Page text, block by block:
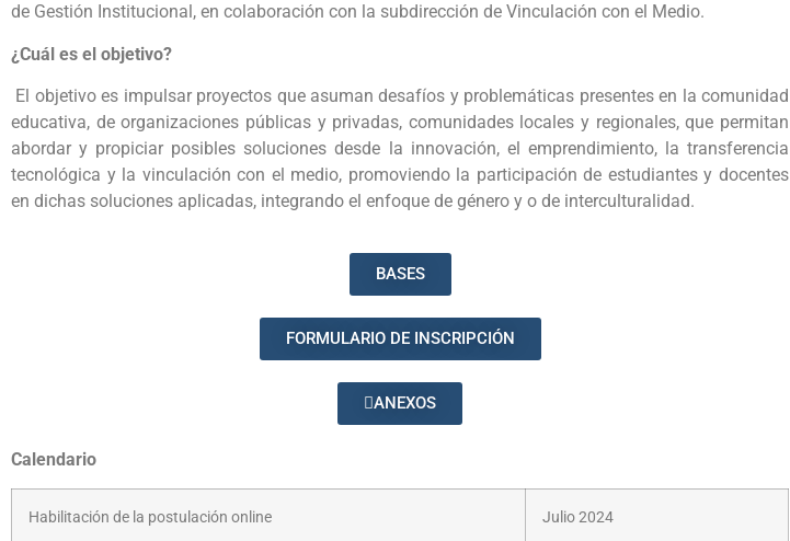
de Gestión Institucional, en colaboración con la subdirección de Vinculación con el Medio.
¿Cuál es el objetivo?
El objetivo es impulsar proyectos que asuman desafíos y problemáticas presentes en la comunidad
educativa, de organizaciones públicas y privadas, comunidades locales y regionales, que permitan
abordar y propiciar posibles soluciones desde la innovación, el emprendimiento, la transferencia
tecnológica y la vinculación con el medio, promoviendo la participación de estudiantes y docentes
en dichas soluciones aplicadas, integrando el enfoque de género y o de interculturalidad.
BASES
FORMULARIO DE INSCRIPCIÓN
ANEXOS
Calendario
Habilitación de la postulación online Julio 2024